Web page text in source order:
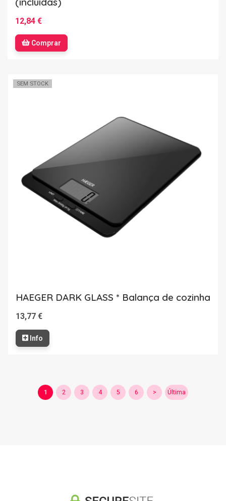
12,84 €
Comprar
SEM STOCK
HAEGER DARK GLASS * Balança de cozinha
13,77 €
Info
1 2 3 4 5 6 > Última